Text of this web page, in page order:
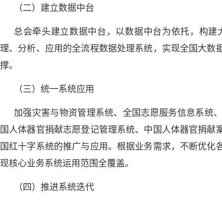
（二）建立数据中台
总会牵头建立数据中台，以数据中台为依托，构
理、分析、应用的全流程数据处理系统，实现全国大
撑。
（三）统一系统应用
加强灾害与物资管理系统、全国志愿服务信息系统
国人体器官捐献志愿登记管理系统、中国人体器官捐
国红十字系统的推广与应用。根据业务需求，不断优
现核心业务系统运用范围全覆盖。
（四）推进系统迭代